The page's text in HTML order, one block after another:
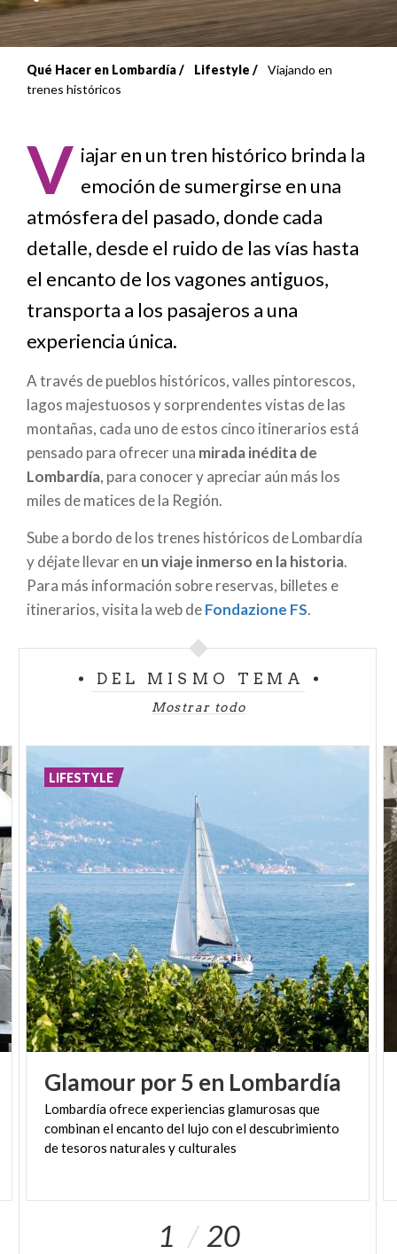
Sobrescribir
de
ayuda
a
la
navegación
Qué Hacer en Lombardía Lifestyle
Viajando en
trenes históricos
V iajar en un tren histórico brinda la
emoción de sumergirse en una
atmósfera del pasado, donde cada
detalle, desde el ruido de las vías hasta
el encanto de los vagones antiguos,
transporta a los pasajeros a una
experiencia única.
A través de pueblos históricos, valles pintorescos,
lagos majestuosos y sorprendentes vistas de las
montañas, cada uno de estos cinco itinerarios está
pensado para ofrecer una mirada inédita de
Lombardía, para conocer y apreciar aún más los
miles de matices de la Región.
Sube a bordo de los trenes históricos de Lombardía
y déjate llevar en un viaje inmerso en la historia.
Para más información sobre reservas, billetes e
itinerarios, visita la web deFondazione FS.
DEL MISMO TEMA
Mostrar todo
Glamour por5 en Lombardía
Lombardía ofrece experiencias glamurosas que
combinan el encanto del lujo con el descubrimiento
de tesoros naturales y culturales
LIFESTYLE
1 20